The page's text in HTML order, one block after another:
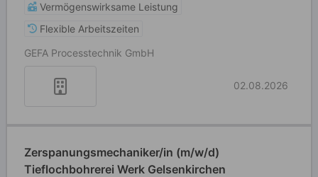
Vermögenswirksame Leistung
Flexible Arbeitszeiten
GEFA Processtechnik GmbH
02.08.2026
Zerspanungsmechaniker/in (m/w/d)
Tieflochbohrerei Werk Gelsenkirchen